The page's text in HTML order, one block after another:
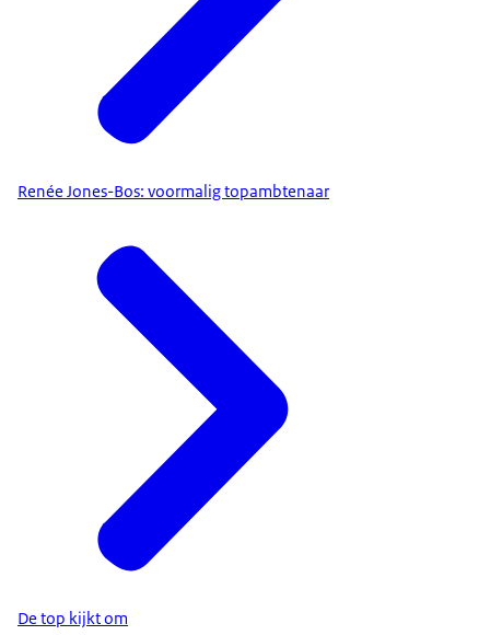
Renée Jones-Bos: voormalig topambtenaar
De top kijkt om